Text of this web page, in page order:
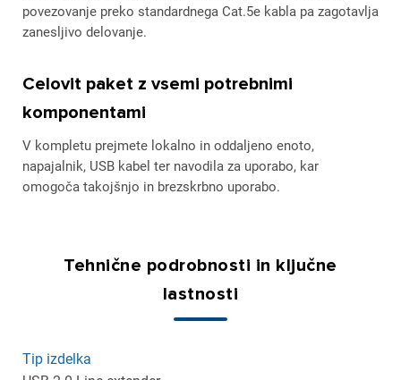
povezovanje preko standardnega Cat.5e kabla pa zagotavlja
zanesljivo delovanje.
Celovit paket z vsemi potrebnimi
komponentami
V kompletu prejmete lokalno in oddaljeno enoto,
napajalnik, USB kabel ter navodila za uporabo, kar
omogoča takojšnjo in brezskrbno uporabo.
Tehnične podrobnosti in ključne
lastnosti
Tip izdelka